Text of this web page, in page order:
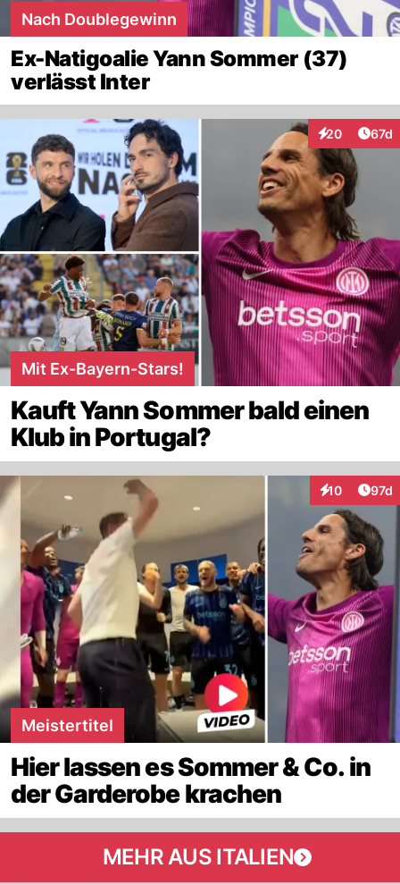
Nach Doublegewinn
Ex-Natigoalie Yann Sommer (37)
verlässt Inter
20
Interaktionen
67d
Mit Ex-Bayern-Stars!
Kauft Yann Sommer bald einen
Klub in Portugal?
10
Interaktionen
97d
Meistertitel
Hier lassen es Sommer & Co. in
der Garderobe krachen
MEHR AUS ITALIEN